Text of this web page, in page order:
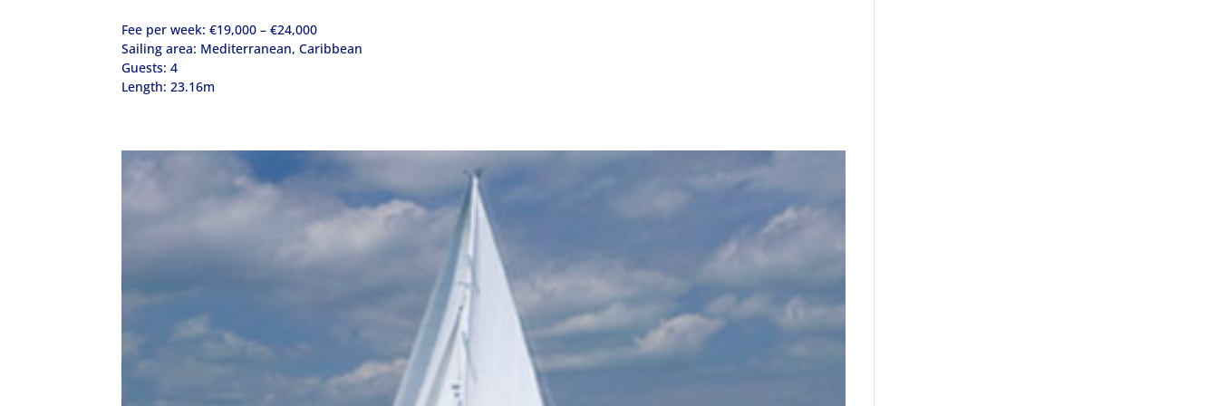
Fee per week: €19,000 – €24,000
Sailing area: Mediterranean, Caribbean
Guests: 4
Length: 23.16m